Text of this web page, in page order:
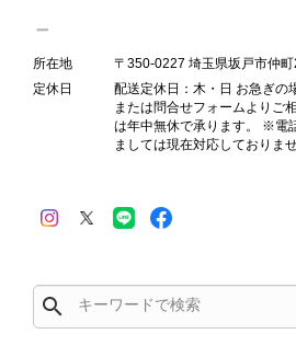
2026/07/30
商品が直ぐに届きました。思った以上
ご縁が有りましたら宜しくお願い致しま
安心いたしました
所在地
〒350-0227 埼玉県坂戸市仲
定休日
配送定休日：木・日 お急ぎの
または問合せフォームよりご
は年中無休で承ります。 ※電
ましては現在対応しておりませ
search